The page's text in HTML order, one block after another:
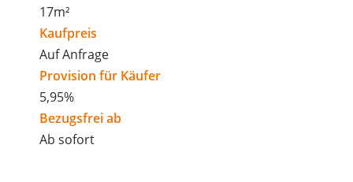
17m²
Kaufpreis
Auf Anfrage
Provision für Käufer
5,95%
Bezugsfrei ab
Ab sofort